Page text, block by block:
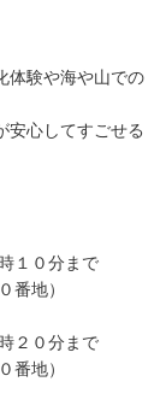
験や海や山での
心してすごせる
１０分まで
地）
２０分まで
地）